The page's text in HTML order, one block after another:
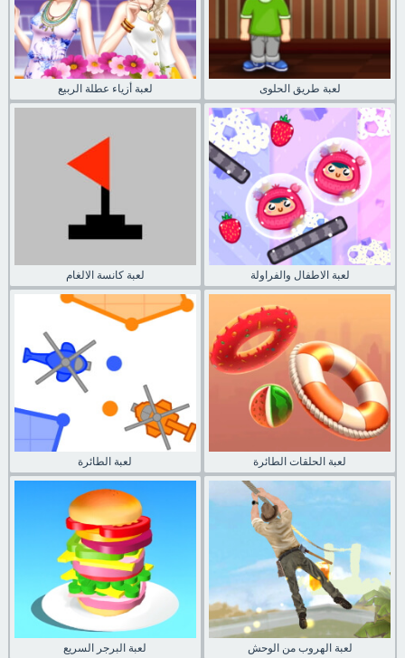
لعبة أزياء عطلة الربيع لعبة طريق الحلوى
لعبة كانسة الالغام لعبة الاطفال والفراولة
لعبة الطائرة لعبة الحلقات الطائرة
لعبة البرجر السريع لعبة الهروب من الوحش